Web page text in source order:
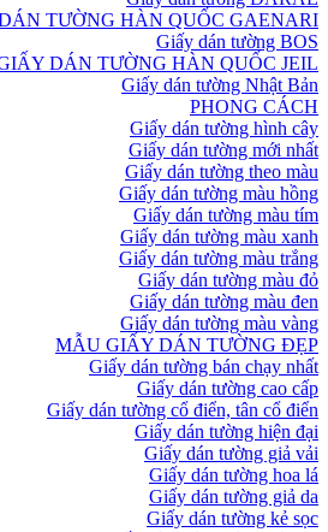
TƯỜNG HÀN QUỐC GAENARI
Giấy dán tường BOS
DÁN TƯỜNG HÀN QUỐC JEIL
Giấy dán tường Nhật Bản
PHONG CÁCH
Giấy dán tường hình cây
Giấy dán tường mới nhất
Giấy dán tường theo màu
Giấy dán tường màu hồng
Giấy dán tường màu tím
Giấy dán tường màu xanh
Giấy dán tường màu trắng
Giấy dán tường màu đỏ
Giấy dán tường màu đen
Giấy dán tường màu vàng
MẪU GIẤY DÁN TƯỜNG ĐẸP
Giấy dán tường bán chạy nhất
Giấy dán tường cao cấp
Giấy dán tường cổ điển, tân cổ điển
Giấy dán tường hiện đại
Giấy dán tường giả vải
Giấy dán tường hoa lá
Giấy dán tường giả da
Giấy dán tường kẻ sọc